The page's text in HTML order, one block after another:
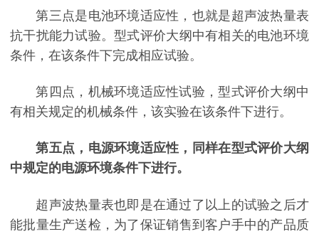
第三点是电池环境适应性，也就是超声波热量表
抗干扰能力试验。型式评价大纲中有相关的电池环境
条件，在该条件下完成相应试验。
第四点，机械环境适应性试验，型式评价大纲中
有相关规定的机械条件，该实验在该条件下进行。
第五点，电源环境适应性，同样在型式评价大纲
中规定的电源环境条件下进行。
超声波热量表也即是在通过了以上的试验之后才
能批量生产送检，为了保证销售到客户手中的产品质